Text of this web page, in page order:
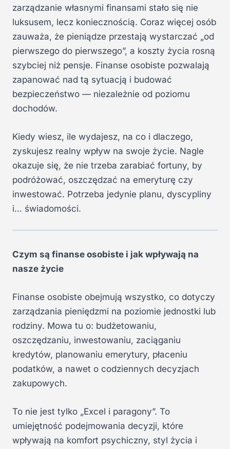
zarządzanie własnymi finansami stało się nie
luksusem, lecz koniecznością. Coraz więcej osób
zauważa, że pieniądze przestają wystarczać „od
pierwszego do pierwszego”, a koszty życia rosną
szybciej niż pensje. Finanse osobiste pozwalają
zapanować nad tą sytuacją i budować
bezpieczeństwo — niezależnie od poziomu
dochodów.
Kiedy wiesz, ile wydajesz, na co i dlaczego,
zyskujesz realny wpływ na swoje życie. Nagle
okazuje się, że nie trzeba zarabiać fortuny, by
podróżować, oszczędzać na emeryturę czy
inwestować. Potrzeba jedynie planu, dyscypliny
i… świadomości.
Czym są finanse osobiste i jak wpływają na
nasze życie
Finanse osobiste obejmują wszystko, co dotyczy
zarządzania pieniędzmi na poziomie jednostki lub
rodziny. Mowa tu o: budżetowaniu,
oszczędzaniu, inwestowaniu, zaciąganiu
kredytów, planowaniu emerytury, płaceniu
podatków, a nawet o codziennych decyzjach
zakupowych.
To nie jest tylko „Excel i paragony”. To
umiejętność podejmowania decyzji, które
wpływają na komfort psychiczny, styl życia i